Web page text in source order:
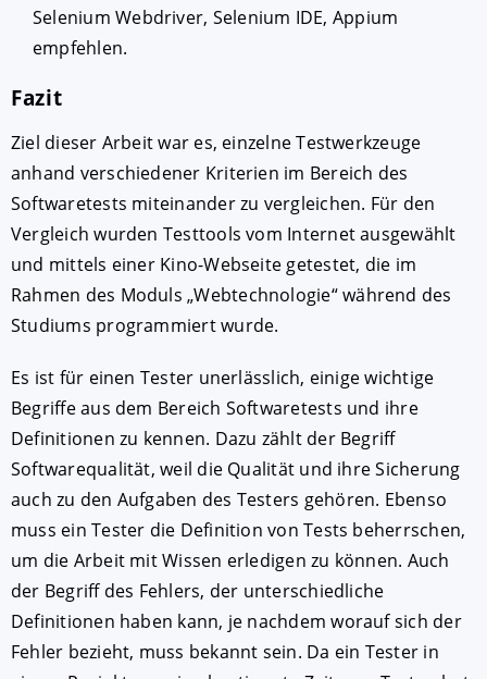
Selenium Webdriver, Selenium IDE, Appium
empfehlen.
Fazit
Ziel dieser Arbeit war es, einzelne Testwerkzeuge
anhand verschiedener Kriterien im Bereich des
Softwaretests miteinander zu vergleichen. Für den
Vergleich wurden Testtools vom Internet ausgewählt
und mittels einer Kino-Webseite getestet, die im
Rahmen des Moduls „Webtechnologie“ während des
Studiums programmiert wurde.
Es ist für einen Tester unerlässlich, einige wichtige
Begriffe aus dem Bereich Softwaretests und ihre
Definitionen zu kennen. Dazu zählt der Begriff
Softwarequalität, weil die Qualität und ihre Sicherung
auch zu den Aufgaben des Testers gehören. Ebenso
muss ein Tester die Definition von Tests beherrschen,
um die Arbeit mit Wissen erledigen zu können. Auch
der Begriff des Fehlers, der unterschiedliche
Definitionen haben kann, je nachdem worauf sich der
Fehler bezieht, muss bekannt sein. Da ein Tester in